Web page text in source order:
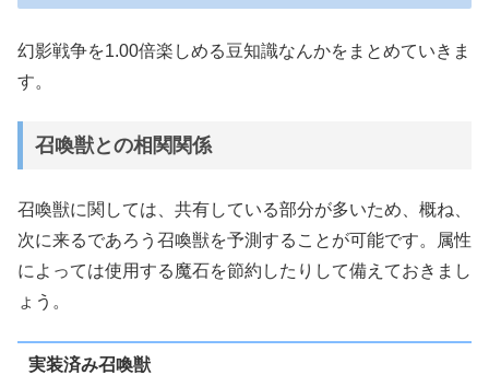
幻影戦争を1.00倍楽しめる豆知識なんかをまとめていきま
す。
召喚獣との相関関係
召喚獣に関しては、共有している部分が多いため、概ね、
次に来るであろう召喚獣を予測することが可能です。属性
によっては使用する魔石を節約したりして備えておきまし
ょう。
実装済み召喚獣